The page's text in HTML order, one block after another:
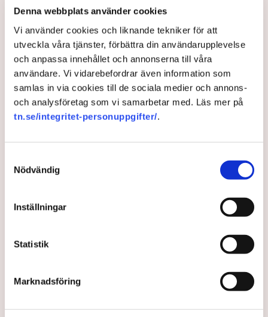
Denna webbplats använder cookies
Vi använder cookies och liknande tekniker för att
utveckla våra tjänster, förbättra din användarupplevelse
och anpassa innehållet och annonserna till våra
användare. Vi vidarebefordrar även information som
samlas in via cookies till de sociala medier och annons-
och analysföretag som vi samarbetar med. Läs mer på
tn.se/integritet-personuppgifter/.
Nödvändig
Inställningar
Statistik
Marknadsföring
avvisa dem: ”Upptrappning
Näringsliv
AI-sammanfattning
Torvtäkten i Grimsås har stoppats av aktivister
sedan 28 juli.
Polisen kritiseras för bristande agerande vid
agerande på plats.
brottsmisstankar kopplade.
för att dokumentera bevis.
Samtidigt är polisarbetet komplext när det gäller
Polisen, som befinner sig på plats, kritiseras för att inte
agera tillräckligt då aktionerna kan fortgå för öppen ridå.
Rickard Axdorff på Svensk Torv, anser att polisens
inte är tillräckliga
för att skydda verksamheten